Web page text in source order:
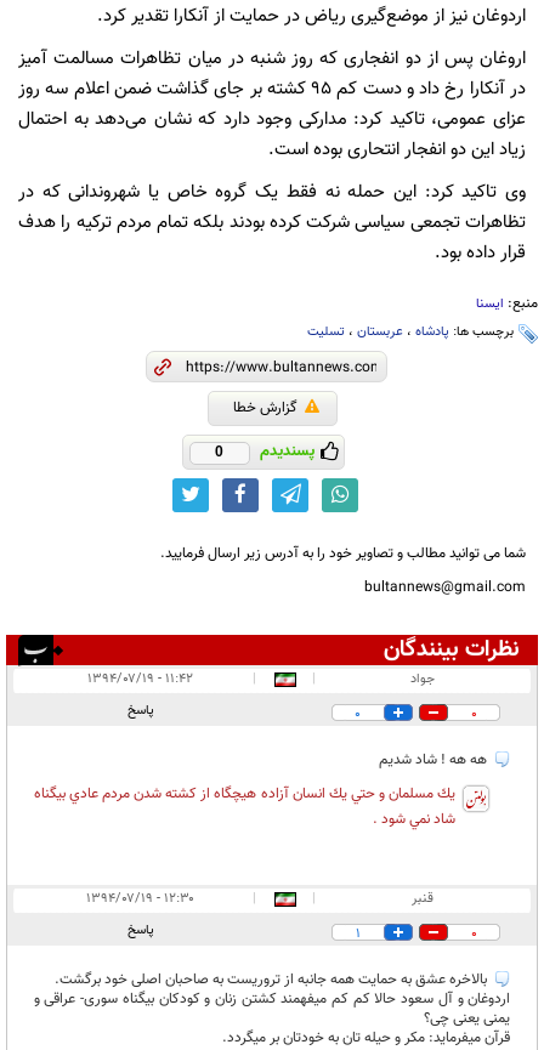
اردوغان نیز از موضع‌گیری ریاض در حمایت از آنکارا تقدیر کرد.
اروغان پس از دو انفجاری که روز شنبه در میان تظاهرات مسالمت آمیز
در آنکارا رخ داد و دست کم 95 کشته بر جای گذاشت ضمن اعلام سه روز
عزای عمومی، تاکید کرد: مدارکی وجود دارد که نشان می‌دهد به احتمال
زیاد این دو انفجار انتحاری بوده است.
وی تاکید کرد: این حمله نه فقط یک گروه خاص یا شهروندانی که در
تظاهرات تجمعی سیاسی شرکت کرده بودند بلکه تمام مردم ترکیه را هدف
قرار داده بود.
منبع: ایسنا
برچسب ها: پادشاه ، عربستان ، تسلیت
گزارش خطا
پسندیدم 0
شما می توانید مطالب و تصاویر خود را به آدرس زیر ارسال فرمایید.
bultannews@gmail.com
نظرات بینندگان
در انتظار بررسی:
جواد |
|
۱۱:۴۲ - ۱۳۹۴/۰۷/۱۹
0
0 پاسخ
هه هه ! شاد شدیم
يك مسلمان و حتي يك انسان آزاده هيچگاه از كشته شدن مردم عادي بيگناه
شاد نمي شود .
قنبر |
|
۱۲:۳۰ - ۱۳۹۴/۰۷/۱۹
0
1 پاسخ
بالاخره عشق به حمایت همه جانبه از تروریست به صاحبان اصلی خود برگشت.
اردوغان و آل سعود حالا کم کم میفهمند کشتن زنان و کودکان بیگناه سوری- عراقی و
یمنی یعنی چی؟
قرآن میفرماید: مکر و حیله تان به خودتان بر میگردد.